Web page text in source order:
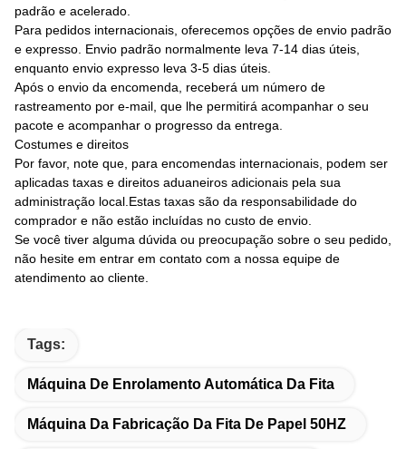
padrão e acelerado.
Para pedidos internacionais, oferecemos opções de envio padrão
e expresso. Envio padrão normalmente leva 7-14 dias úteis,
enquanto envio expresso leva 3-5 dias úteis.
Após o envio da encomenda, receberá um número de
rastreamento por e-mail, que lhe permitirá acompanhar o seu
pacote e acompanhar o progresso da entrega.
Costumes e direitos
Por favor, note que, para encomendas internacionais, podem ser
aplicadas taxas e direitos aduaneiros adicionais pela sua
administração local.Estas taxas são da responsabilidade do
comprador e não estão incluídas no custo de envio.
Se você tiver alguma dúvida ou preocupação sobre o seu pedido,
não hesite em entrar em contato com a nossa equipe de
atendimento ao cliente.
Tags:
Máquina De Enrolamento Automática Da Fita
Máquina Da Fabricação Da Fita De Papel 50HZ